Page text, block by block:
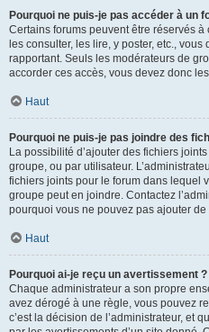
Pourquoi ne puis-je pas accéder à un
Certains forums peuvent être réservés
les consulter, les lire, y poster, etc.,
rapportant. Seuls les modérateurs de
accorder ces accès, vous devez donc
Haut
Pourquoi ne puis-je pas joindre des
La possibilité d’ajouter des fichiers
groupe, ou par utilisateur.
fichiers joints pour le forum dans lequel
groupe peut en joindre. Contactez
pourquoi vous ne pouvez pas ajouter
Haut
Pourquoi ai-je reçu un avertissement ?
Chaque administrateur a son propre
avez dérogé à une règle, vous pouvez
c’est la décision de l’administrateur, et